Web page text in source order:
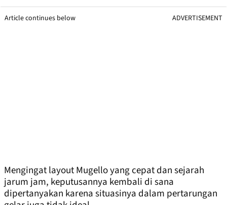
Article continues below ADVERTISEMENT
Mengingat layout Mugello yang cepat dan sejarah
jarum jam, keputusannya kembali di sana
dipertanyakan karena situasinya dalam pertarungan